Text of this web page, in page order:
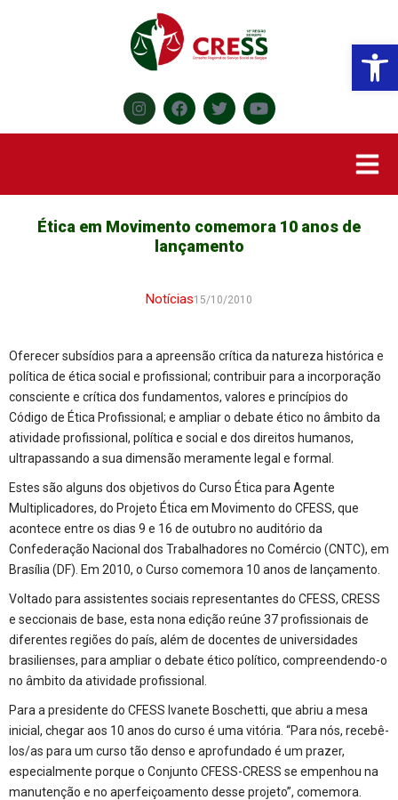
Ética em Movimento comemora 10 anos de
lançamento
Notícias15/10/2010
Oferecer subsídios para a apreensão crítica da natureza histórica e
política de ética social e profissional; contribuir para a incorporação
consciente e crítica dos fundamentos, valores e princípios do
Código de Ética Profissional; e ampliar o debate ético no âmbito da
atividade profissional, política e social e dos direitos humanos,
ultrapassando a sua dimensão meramente legal e formal.
Estes são alguns dos objetivos do Curso Ética para Agente
Multiplicadores, do Projeto Ética em Movimento do CFESS, que
acontece entre os dias 9 e 16 de outubro no auditório da
Confederação Nacional dos Trabalhadores no Comércio (CNTC), em
Brasília (DF). Em 2010, o Curso comemora 10 anos de lançamento.
Voltado para assistentes sociais representantes do CFESS, CRESS
e seccionais de base, esta nona edição reúne 37 profissionais de
diferentes regiões do país, além de docentes de universidades
brasilienses, para ampliar o debate ético político, compreendendo-o
no âmbito da atividade profissional.
Para a presidente do CFESS Ivanete Boschetti, que abriu a mesa
inicial, chegar aos 10 anos do curso é uma vitória. “Para nós, recebê-
los/as para um curso tão denso e aprofundado é um prazer,
especialmente porque o Conjunto CFESS-CRESS se empenhou na
manutenção e no aperfeiçoamento desse projeto”, comemora.